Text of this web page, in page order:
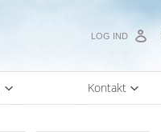
LOG IND
Kontakt